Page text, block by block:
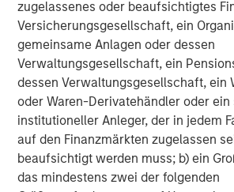
zugelassenes oder beaufsichtigtes
Versicherungsgesellschaft, ein
gemeinsame Anlagen oder dessen
Verwaltungsgesellschaft, ein
dessen Verwaltungsgesellschaft, ein
oder Waren-Derivatehändler oder ein
institutioneller Anleger, der in jedem
auf den Finanzmärkten zugelassen
beaufsichtigt werden muss; b) ein
das mindestens zwei der folgenden
Innovation and Technology at
House Fellow and Special
where he co-founded the
and received one of the highest
awarded to civilians
Sunil Mallya, CTO, was the head
service Comprehend, one of the
services in the world, helped
product Bedrock and created